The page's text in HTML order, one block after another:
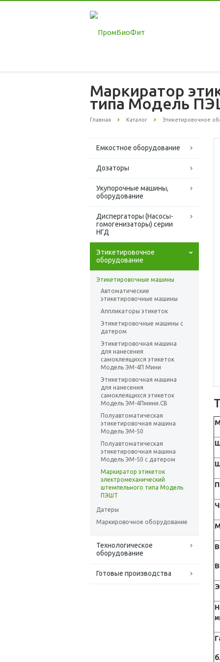
Маркиратор
типа Модель
Главная Каталог Этикетировочное
Емкостное оборудование
Дозаторы
Укупорочные машины,
оборудование
Диспергаторы (Насосы-
гомогенизаторы) серии
НГД
Этикетировочное
оборудование
Этикетировочные машины
Автоматические
этикетировочные машины
Аппликаторы этикеток
Этикетировочные машины с
датером
Этикетировочная машина
для нанесения
самоклеящихся этикеток
Модель ЭМ-4П Мини
Этикетировочная машина
для нанесения
самоклеящихся этикеток
Модель ЭМ-4Пмини.СВ
Полуавтоматическая
этикетировочная машина
Модель ЭМ-50
Полуавтоматическая
этикетировочная машина
Модель ЭМ-50 с датером
Маркиратор этикеток
электромеханический
штемпельного типа Модель
ПЭШТ
Датеры
Маркировочное оборудование
Технологическое
оборудование
Готовые производства